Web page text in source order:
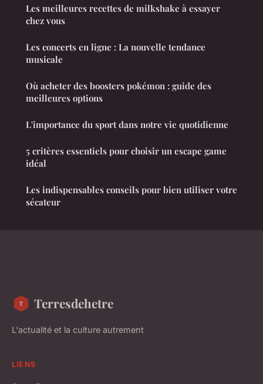
Les meilleures recettes de milkshake à essayer
chez vous
Les concerts en ligne : La nouvelle tendance
musicale
Où acheter des boosters pokémon : guide des
meilleures options
L'importance du sport dans notre vie quotidienne
5 critères essentiels pour choisir un escape game
idéal
Les indispensables conseils pour bien utiliser votre
sécateur
Terresdehetre
L'actualité et la culture autrement
LIENS